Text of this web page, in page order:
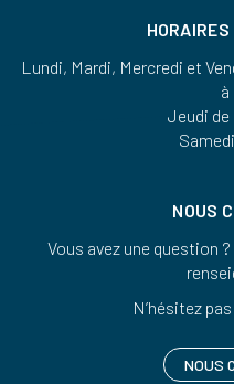
Lundi, Mardi, Mercredi et
à
Jeudi de
NOUS
Vous avez une question
N’hésitez
NOUS